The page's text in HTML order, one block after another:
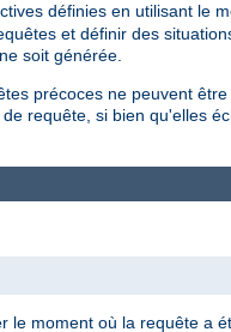
définies en utilisant le
et définir des
soit générée.
précoces ne peuvent
requête, si bien qu'elles
le moment où la requête a